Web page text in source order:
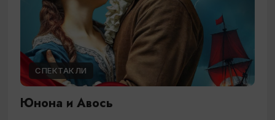
СПЕКТАКЛИ
Юнона и Авось